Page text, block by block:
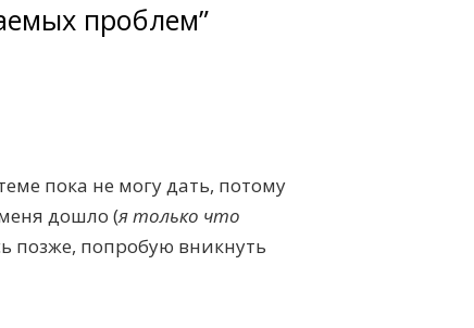
проблем”
пока не могу дать, потому
дошло (я только что
позже, попробую вникнуть